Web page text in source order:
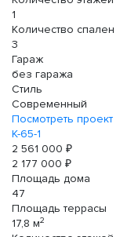
1
Количество спален
3
Гараж
без гаража
Стиль
Современный
Посмотреть проект
К-65-1
2 561 000 ₽
2 177 000 ₽
Площадь дома
47
Площадь террасы
17,8 м2